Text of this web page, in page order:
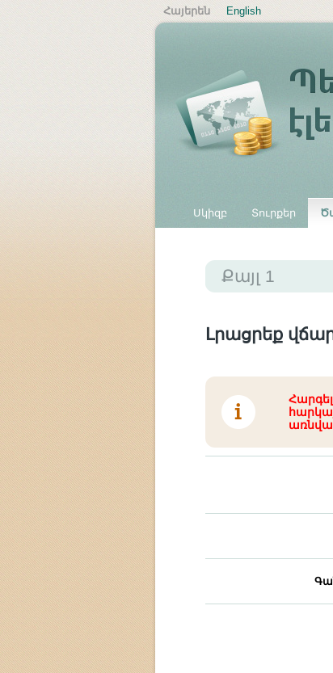
Հայերեն English
Սկիզբ Տուրքեր
Քայլ 1
Լրացրեք